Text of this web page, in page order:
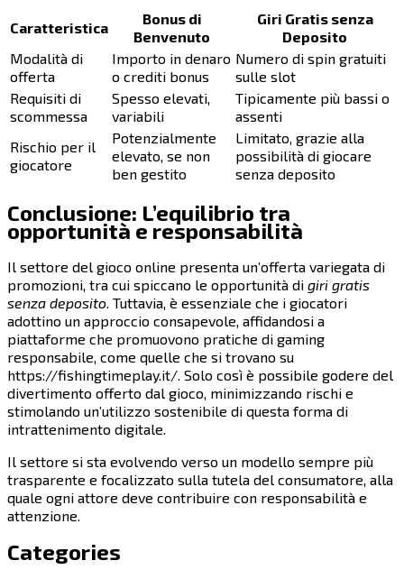
Caratteristica
Bonus di
Benvenuto
Giri Gratis senza
Deposito
Modalità di
offerta
Importo in denaro
o crediti bonus
Numero di spin gratuiti
sulle slot
Requisiti di
scommessa
Spesso elevati,
variabili
Tipicamente più bassi o
assenti
Rischio per il
giocatore
Potenzialmente
elevato, se non
ben gestito
Limitato, grazie alla
possibilità di giocare
senza deposito
Conclusione: L’equilibrio tra
opportunità e responsabilità
Il settore del gioco online presenta un’offerta variegata di
promozioni, tra cui spiccano le opportunità di giri gratis
senza deposito. Tuttavia, è essenziale che i giocatori
adottino un approccio consapevole, affidandosi a
piattaforme che promuovono pratiche di gaming
responsabile, come quelle che si trovano su
https://fishingtimeplay.it/. Solo così è possibile godere del
divertimento offerto dal gioco, minimizzando rischi e
stimolando un’utilizzo sostenibile di questa forma di
intrattenimento digitale.
Il settore si sta evolvendo verso un modello sempre più
trasparente e focalizzato sulla tutela del consumatore, alla
quale ogni attore deve contribuire con responsabilità e
attenzione.
Categories